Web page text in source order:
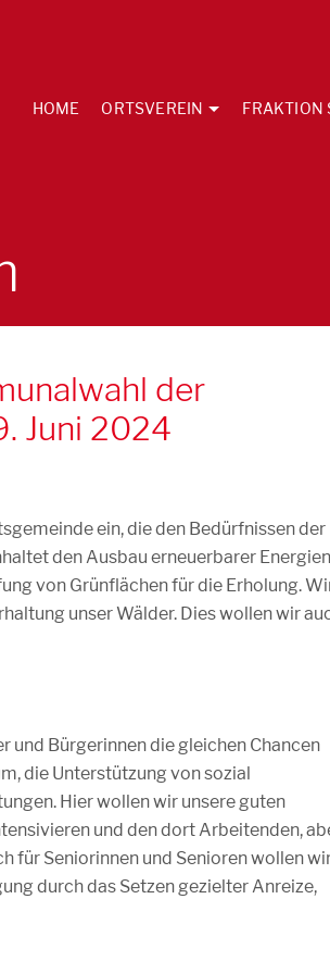
HOME ORTSVEREIN FRAKTION
der
Juni 2024
ein, die den Bedürfnissen der
den Ausbau erneuerbarer
von Grünflächen für die Erholung.
unser Wälder. Dies wollen wir
und Bürgerinnen die gleichen Chancen
die Unterstützung von sozial
Hier wollen wir unsere guten
und den dort Arbeitenden,
für Seniorinnen und Senioren wollen
durch das Setzen gezielter Anreize,